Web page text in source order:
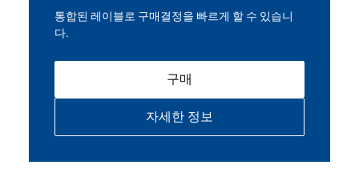
통합된 레이블로 구매결정을 빠르게 할 수 있습니
다.
구매
자세한 정보